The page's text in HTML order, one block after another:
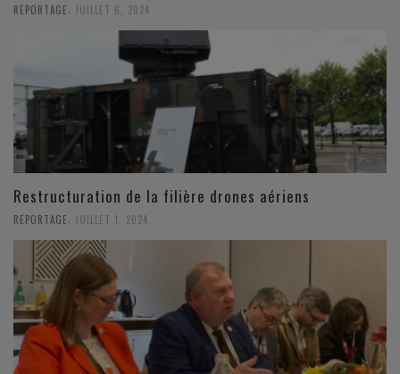
REPORTAGE, JUILLET 6, 2024
Restructuration de la filière drones aériens
REPORTAGE, JUILLET 1, 2024